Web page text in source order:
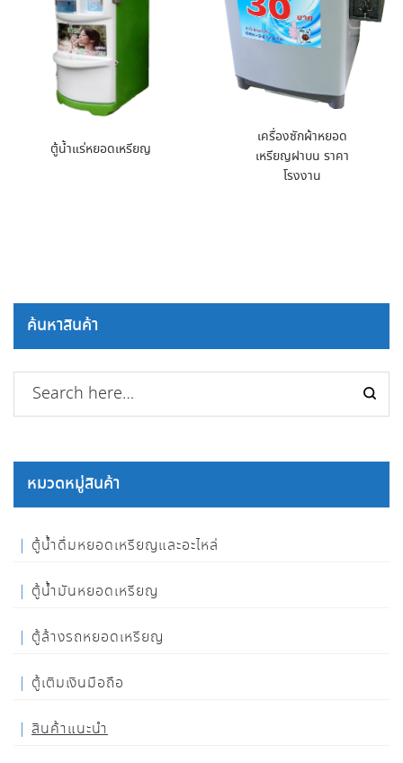
ตู้น้ำแร่หยอดเหรียญ
เครื่องซักผ้าหยอด
เหรียญฝาบน ราคา
โรงงาน
ค้นหาสินค้า
หมวดหมู่สินค้า
ตู้น้ำดื่มหยอดเหรียญและอะไหล่
ตู้น้ำมันหยอดเหรียญ
ตู้ล้างรถหยอดเหรียญ
ตู้เติมเงินมือถือ
สินค้าแนะนำ